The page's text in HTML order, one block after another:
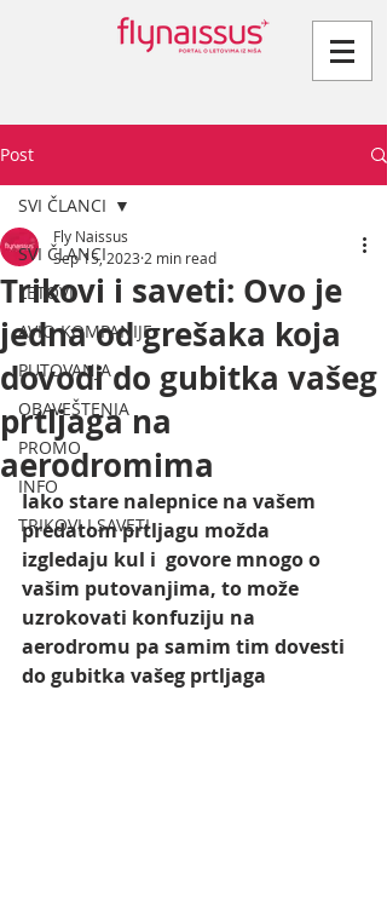
Post
SVI ČLANCI
LETOVI
AVIO KOMPANIJE
PUTOVANJA
OBAVEŠTENJA
PROMO
INFO
TRIKOVI I SAVETI
SVI ČLANCI
Trikovi i saveti: Ovo je
jedna od grešaka koja
dovodi do gubitka vašeg
prtljaga na
aerodromima
Fly Naissus
Sep 15, 2023 2 min read
Iako stare nalepnice na vašem
predatom prtljagu možda
izgledaju kul i  govore mnogo o
vašim putovanjima, to može
uzrokovati konfuziju na
aerodromu pa samim tim dovesti
do gubitka vašeg prtljaga